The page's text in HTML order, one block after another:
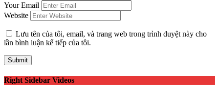
Your Email
Website
Lưu tên của tôi, email, và trang web trong trình duyệt này cho
lần bình luận kế tiếp của tôi.
Right Sidebar Videos